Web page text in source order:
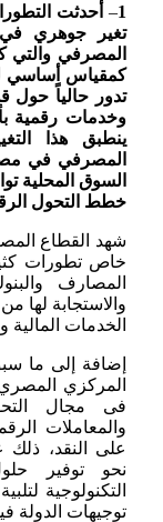
1
– أحدثت
تغير جوهري في
المصرفي والتي
كمقياس أساسي
تدور حالياً حول
وخدمات رقمية
ينطبق هذا
المصرفي في
السوق المحلية
خطط التحول
شهد القطاع
خاص تطورات
المصارف
والاستجابة لها
الخدمات
إضافة إلى ما
المركزي
فى مجال
والمعاملات
على النقد،
نحو توفير
التكنولوجية
توجيهات الدولة